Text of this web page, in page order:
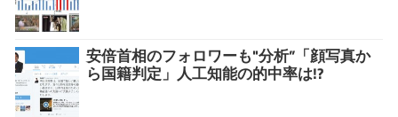
安倍首相のフォロワーも"分析”「顔写真か
ら国籍判定」人工知能の的中率は!?